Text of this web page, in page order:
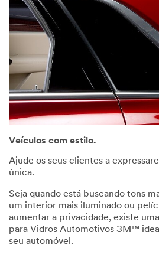
Veículos com estilo.
Ajude os seus clientes a
única.
Seja quando está buscando tons
um interior mais iluminado ou
aumentar a privacidade, existe
para Vidros Automotivos 3M™
seu automóvel.